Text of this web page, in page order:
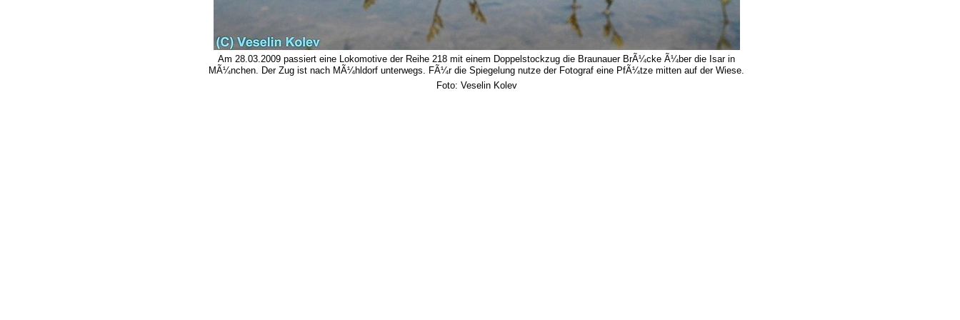
Am 28.03.2009 passiert eine Lokomotive der Reihe 218 mit einem Doppelstockzug die Braunauer BrÃ¼cke Ã¼ber die Isar in
MÃ¼nchen. Der Zug ist nach MÃ¼hldorf unterwegs. FÃ¼r die Spiegelung nutze der Fotograf eine PfÃ¼tze mitten auf der Wiese.
Foto: Veselin Kolev